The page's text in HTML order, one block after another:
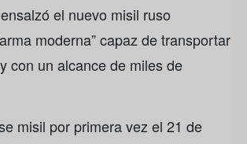
el nuevo misil ruso
moderna” capaz de transportar
con un alcance de miles de
misil por primera vez el 21 de